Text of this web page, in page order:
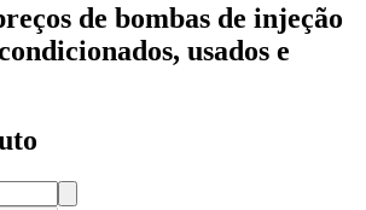
de bombas de injeção
usados e